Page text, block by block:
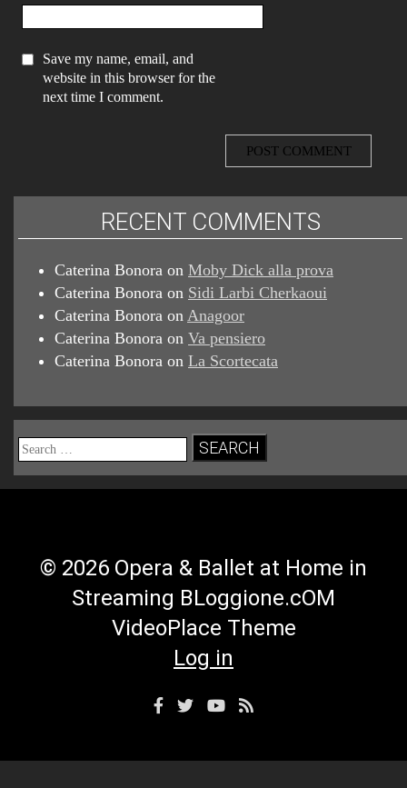
Save my name, email, and
website in this browser for the
next time I comment.
RECENT COMMENTS
Caterina Bonora on Moby Dick alla prova
Caterina Bonora on Sidi Larbi Cherkaoui
Caterina Bonora on Anagoor
Caterina Bonora on Va pensiero
Caterina Bonora on La Scortecata
Search
for:
© 2026 Opera & Ballet at Home in
Streaming BLoggione.cOM
VideoPlace Theme
Log in
Facebook
TwitterYouTube